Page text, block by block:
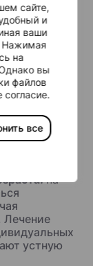
сайте,
и
ваши
Нажимая
на
вы
файлов
все
от
слова и
более
с
Мы
при
сеансы
на
Лечение
устную